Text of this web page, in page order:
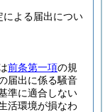
による届出につい
前条第一項の規
届出に係る騒音
準に適合しない
活環境が損なわ